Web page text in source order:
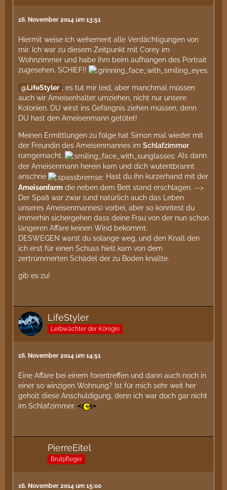
16. November 2014 um 13:51
Hiermit weise ich wehement alle Verdächtigungen von
mir. Ich war zu diesem Zeitpunkt mit Corey im
Wohnzimmer und habe ihm beim aufhängen des Portrait
zugesehen. SCHIEF!!
LifeStyler
, es tut mir leid, aber manchmal müssen
auch wir Ameisenhalter umziehen, nicht nur unsere
Kolonien. DU wirst ins Gefängnis ziehen müssen, denn
DU hast den Ameisenmann getötet!
Meinen Ermittlungen zu folge hat Simon mal wieder mit
der Freundin des Ameisenmannes im Schlafzimmer
rumgemacht.
Als dann
der Ameisenmann herein kam und dich wutentbrannt
anschrie
Hast du ihn kurzerhand mit der
Ameisenfarm die neben dem Bett stand erschlagen. -->
Der Spaß war zwar (und natürlich auch das Leben
unseres Ameisenmannes) vorbei, aber so konntest du
immerhin sichergehen dass deine Frau von der nun schon
längeren Affäre keinen Wind bekommt.
DESWEGEN warst du solange weg, und den Knall den
ich erst für einen Schuss hielt kam von dem
zertrümmerten Schädel der zu Boden knallte.
gib es zu!
LifeStyler
Leibwächter der Königin
16. November 2014 um 14:51
Eine Affäre bei einem forentreffen und dann auch noch in
einer so winzigen Wohnung? Ist für mich sehr weit her
geholt diese Anschuldigung, denn ich war doch gar nicht
im Schlafzimmer.
PierreEitel
Brutpfleger
16. November 2014 um 15:00